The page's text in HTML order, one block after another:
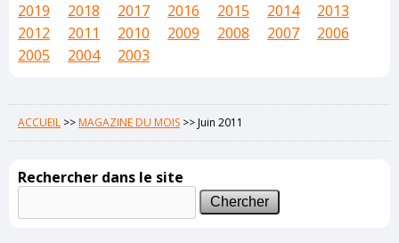
2019
2018 2017 2016 2015 2014
2013
2012
2011 2010 2009 2008 2007
2006
2005
2004 2003
ACCUEIL >>MAGAZINE DU MOIS >>Juin 2011
Rechercher dans le site